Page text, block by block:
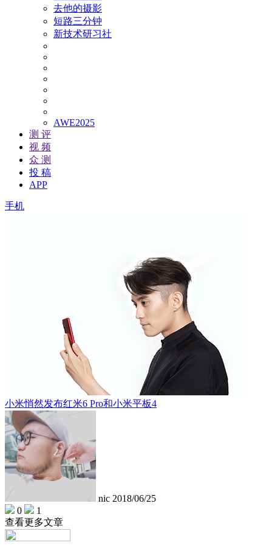
去他的摄影
短路三分钟
新技术研习社
AWE2025
测 评
视 频
众 测
投 稿
APP
手机
小米悄然发布红米6 Pro和小米平板4
nic 2018/06/25
0
1
查看更多文章